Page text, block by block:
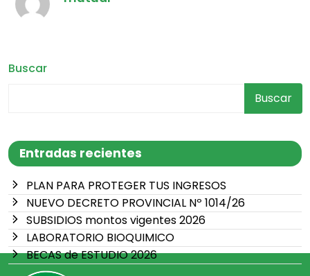
Buscar
Buscar
Entradas recientes
PLAN PARA PROTEGER TUS INGRESOS
NUEVO DECRETO PROVINCIAL Nº 1014/26
SUBSIDIOS montos vigentes 2026
LABORATORIO BIOQUIMICO
BECAS de ESTUDIO 2026